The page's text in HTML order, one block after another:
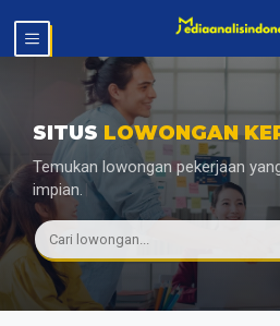
isi
MENU
SITUS LOWONGAN
Temukan lowongan pekerjaan
impian. |